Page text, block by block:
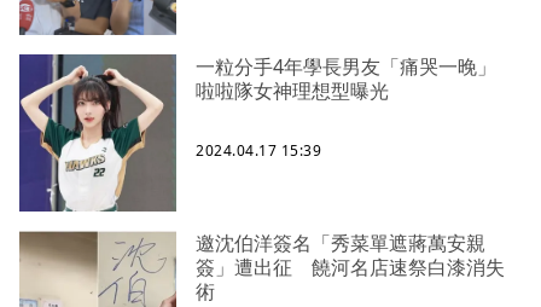
一粒分手4年學長男友「痛哭一晚」
啦啦隊女神理想型曝光
2024.04.17 15:39
邀沈伯洋簽名「秀菜單遮蔣萬安親
簽」遭出征 饒河名店速祭白漆消失
術